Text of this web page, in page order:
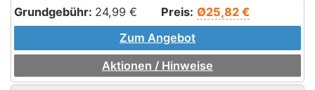
Grundgebühr: 24,99 € Preis: Ø25,82 €
Zum Angebot
Aktionen / Hinweise